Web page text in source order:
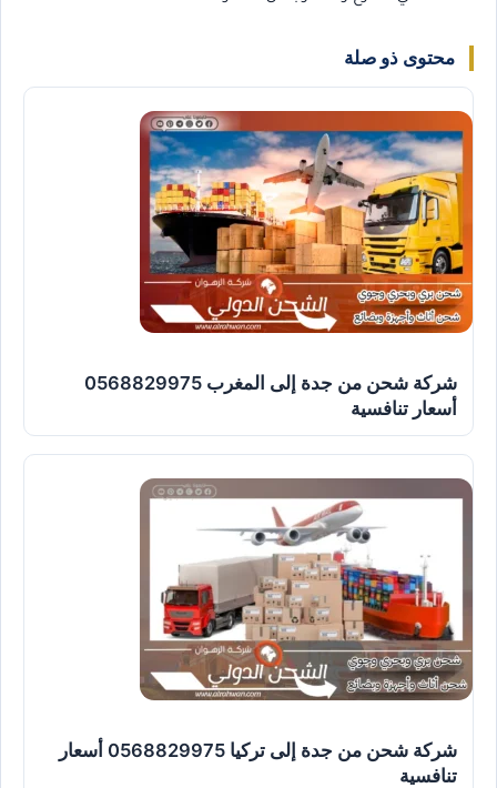
محتوى ذو صلة
شركة شحن من جدة إلى المغرب 0568829975
أسعار تنافسية
شركة شحن من جدة إلى تركيا 0568829975 أسعار
تنافسية